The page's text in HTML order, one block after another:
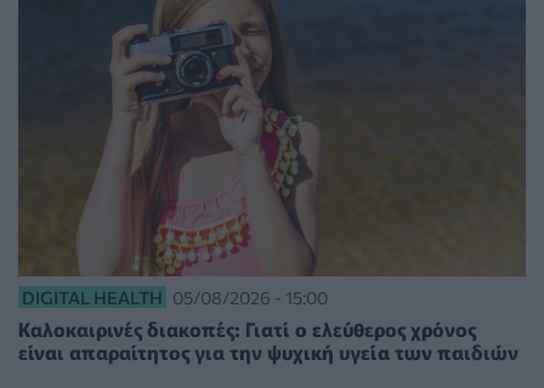
DIGITAL HEALTH 05/08/2026 - 15:00
Καλοκαιρινές διακοπές: Γιατί ο ελεύθερος χρόνος
είναι απαραίτητος για την ψυχική υγεία των παιδιών